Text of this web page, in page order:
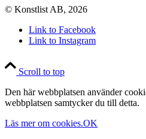
© Konstlist AB, 2026
Link to Facebook
Link to Instagram
Scroll to top
Den här webbplatsen använder
webbplatsen samtycker du till detta.
Läs mer om cookies.OK